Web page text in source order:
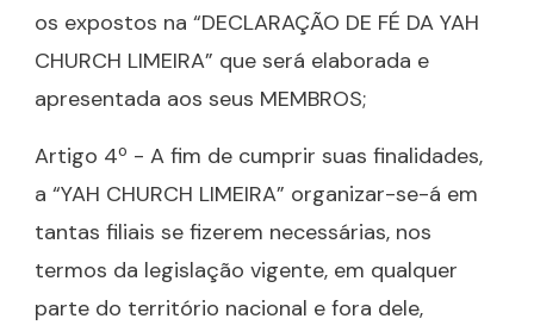
os expostos na “DECLARAÇÃO DE FÉ DA YAH
CHURCH LIMEIRA” que será elaborada e
apresentada aos seus MEMBROS;
Artigo 4º - A fim de cumprir suas finalidades,
a “YAH CHURCH LIMEIRA” organizar-se-á em
tantas filiais se fizerem necessárias, nos
termos da legislação vigente, em qualquer
parte do território nacional e fora dele,